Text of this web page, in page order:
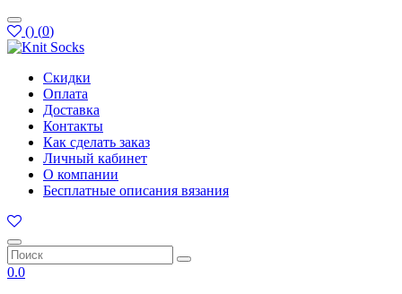
() (0)
Скидки
Оплата
Доставка
Контакты
Как сделать заказ
Личный кабинет
О компании
Бесплатные описания вязания
0.0